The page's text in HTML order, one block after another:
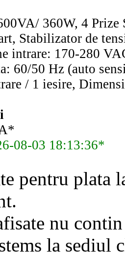
360W, 4 Prize
Stabilizator de
intrare: 170-280
60/50 Hz (auto
/ 1 iesire,
08-03 18:13:36*
pentru
nu
la sediul